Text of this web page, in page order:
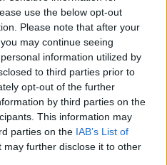
use the below opt-out
Please note that after your
may continue seeing
information utilized by
to third parties prior to
opt-out of the further
by third parties on the
This information may
parties on the IAB’s List of
may further disclose it to other
de elevado nível,
primeiro cabeça de
Darderi, pelo chileno
Alexander Blockx.
da semana foi
Stan Wawrinka ao Estoril,
do antigo vencedor
do município
07/08/2026